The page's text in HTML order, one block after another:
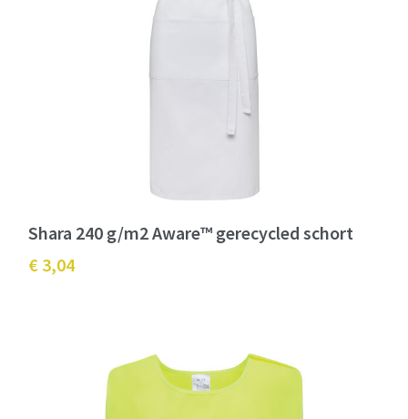
Shara 240 g/m2 Aware™ gerecycled schort
€ 3,04